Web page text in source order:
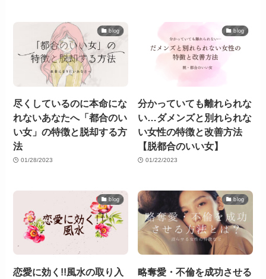
blog
尽くしているのに本命にな
れないあなたへ「都合のい
い女」の特徴と脱却する方
法
01/28/2023
blog
分かっていても離れられな
い…ダメンズと別れられな
い女性の特徴と改善方法
【脱都合のいい女】
01/22/2023
blog
恋愛に効く!!風水の取り入
blog
略奪愛・不倫を成功させる